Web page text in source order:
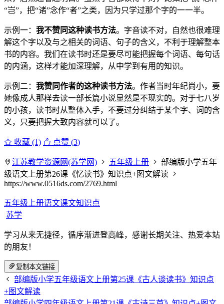
“岂”，把“诸”念作“者”之类，因为只学过那个字的一一半。
示例一： 我不赞同这种读书方法。字音读不对，自然也很难理
解这个字以及与之相关的词语、句子的含义，不利于理解整本
书的内容。我们在读书时还是要尽可能把握每个词语、每句话
的内涵，这样才能加深理解，从中学到有用的知识。
示例二： 我赞同作者的这种读书方法。作者当时年纪尚小，要
她像成人那样去读一部长篇小说显然是不现实的。对于七八岁
的小孩，读书时从整体入手，不要过分纠结于某个字、词的含
义，只要把握大致内容就可以了。
收藏 (1) 点赞 (3)
江苏教学资源网(苏学网) 五年级上册
部编版小学五年
级语文上册第26课《忆读书》知识点+图文解读
https://www.0516ds.com/2769.html
五年级上册语文课文知识点
苏学
学习从来无捷径，循序渐进登高峰，感谢长期关注、热爱本站
的朋友！
复制本文链接
部编版小学五年级语文上册第25课《古人谈读书》知识点
+图文解读